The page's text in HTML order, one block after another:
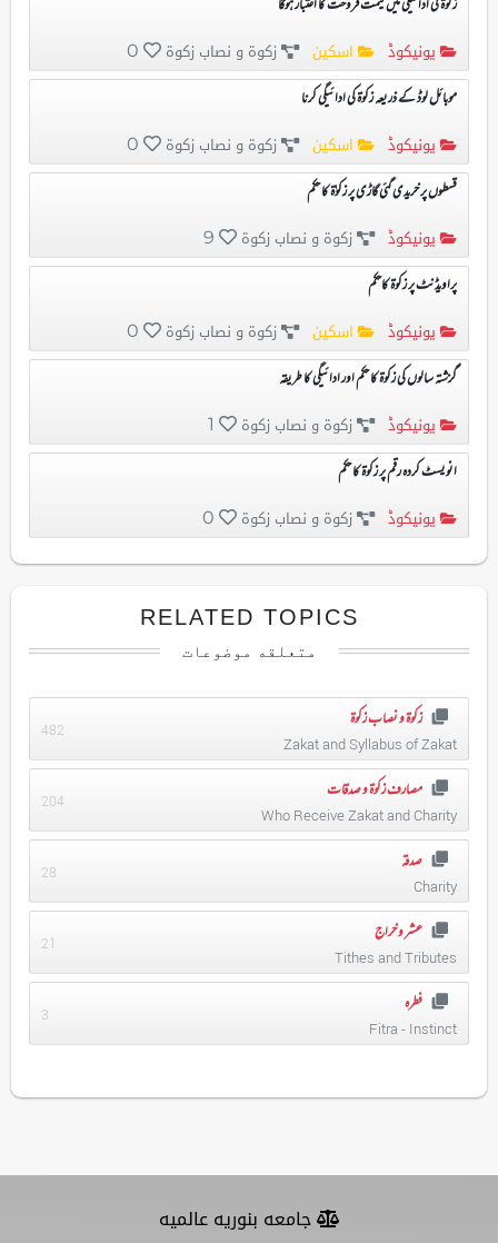
زکوۃ کی ادائیگی میں قیمت فروخت کا اعتبار ہوگا
یونیکوڈ اسکین زکوۃ و نصاب زکوۃ 0
موبائل لوڈ کے ذریعہ زکوۃ کی ادائیگی کرنا
یونیکوڈ اسکین زکوۃ و نصاب زکوۃ 0
قسطوں پر خریدی گئی گاڑی پر زکوٰۃ کا حکم
یونیکوڈ زکوۃ و نصاب زکوۃ 9
پراویڈنٹ پر زکوۃ کاحکم
یونیکوڈ اسکین زکوۃ و نصاب زکوۃ 0
گزشتہ سالوں کی زکوۃ کا حکم اور ادائیگی کا طریقہ
یونیکوڈ زکوۃ و نصاب زکوۃ 1
انویسٹ کردہ رقم پر زکوۃ کا حکم
یونیکوڈ زکوۃ و نصاب زکوۃ 0
RELATED TOPICS
متعلقه موضوعات
زکوۃ و نصاب زکوۃ
Zakat and Syllabus of Zakat
482
مصارف زکوۃ و صدقات
Who Receive Zakat and Charity
204
صدقہ
Charity
28
عشر و خراج
Tithes and Tributes
21
فطرہ
Fitra - Instinct
3
جامعه بنوریه عالمیه